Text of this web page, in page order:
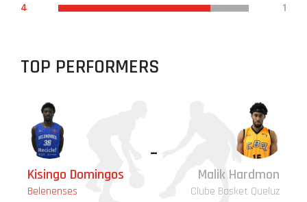
4
1
TOP PERFORMERS
Kisingo Domingos
Belenenses
-
Malik Hardmon
Clube Basket Queluz